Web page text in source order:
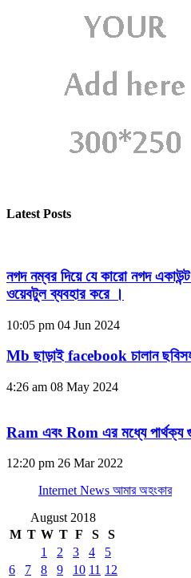
Latest Posts
নগদ নম্বর দিয়ে যে কারো নগদ
ওয়েবটুল ব্যবহার করে ।
10:05 pm 04 Jun 2024
Mb ছাড়াই facebook চালান
4:26 am 08 May 2024
Ram এবং Rom এর মধ্যে পার্থক্য
12:20 pm 26 Mar 2022
Internet News আমার অহংকার
August 2018
M T W T F S
S
1
2 3 4
5
6
7 8 9 10 11 12